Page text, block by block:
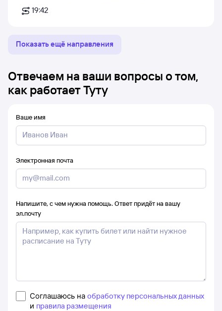
19:42
Показать ещё направления
Отвечаем на ваши вопросы о том,
как работает Туту
Ваше имя
Электронная почта
Напишите, с чем нужна помощь. Ответ придёт на вашу
эл.почту
Соглашаюсь на обработку персональных данных
и правила размещения